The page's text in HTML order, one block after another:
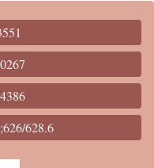
628.6